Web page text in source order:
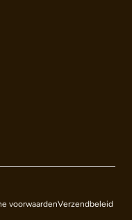
voorwaardenVerzendbeleid